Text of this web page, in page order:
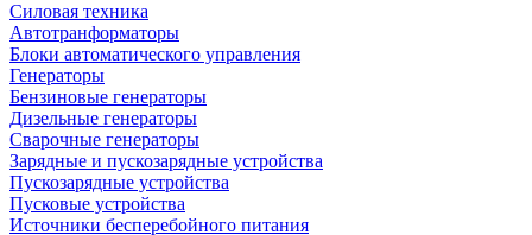
Силовая техника
Автотранформаторы
Блоки автоматического управления
Генераторы
Бензиновые генераторы
Дизельные генераторы
Сварочные генераторы
Зарядные и пускозарядные устройства
Пускозарядные устройства
Пусковые устройства
Источники бесперебойного питания